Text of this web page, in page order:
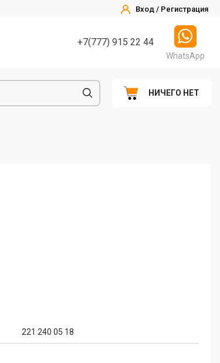
Вход / Регистрация
+7(777) 915 22 44
WhatsApp
НИЧЕГО НЕТ
221 240 05 18